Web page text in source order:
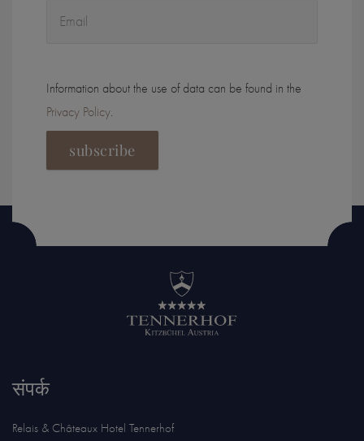
Information about the use of data can be found in the
Privacy Policy.
subscribe
संपर्क
Relais & Châteaux Hotel Tennerhof